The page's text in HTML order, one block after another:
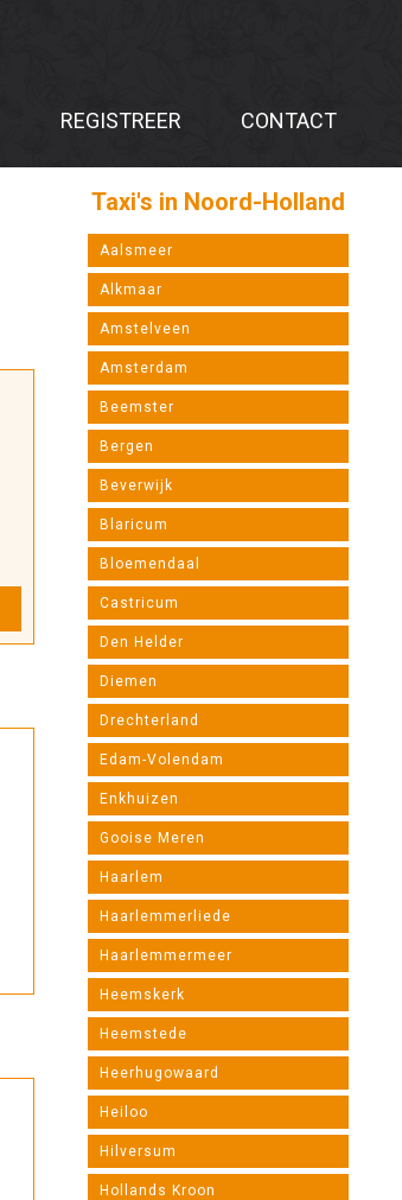
REGISTREER CONTACT
Taxi's in Noord-Holland
Aalsmeer
Alkmaar
Amstelveen
Amsterdam
Beemster
Bergen
Beverwijk
Blaricum
Bloemendaal
Castricum
Den Helder
Diemen
Drechterland
Edam-Volendam
Enkhuizen
Gooise Meren
Haarlem
Haarlemmerliede
Haarlemmermeer
Heemskerk
Heemstede
Heerhugowaard
Heiloo
Hilversum
Hollands Kroon